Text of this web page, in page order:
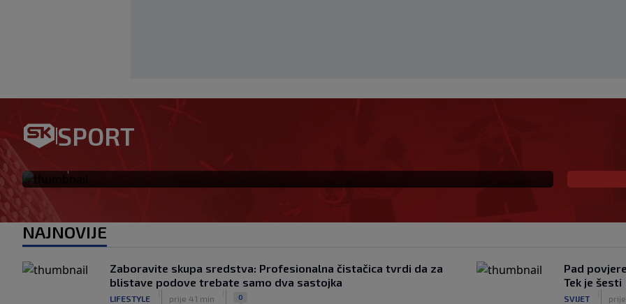
SPORT
Ovo se Hajduku nije dogodilo već šest godina
NAJNOVIJE
Zaboravite skupa sredstva: Profesionalna čistačica tvrdi da za
blistave podove trebate samo dva sastojka
LIFESTYLE prije 41 min 0
Pad
Tek je šesti
SVIJET